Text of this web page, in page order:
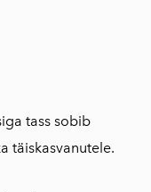
tass sobib
täiskasvanutele.